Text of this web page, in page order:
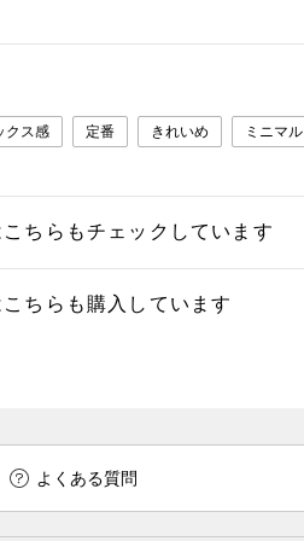
クス感 定番 きれいめ ミニマル
ちらもチェックしています
ちらも購入しています
よくある質問